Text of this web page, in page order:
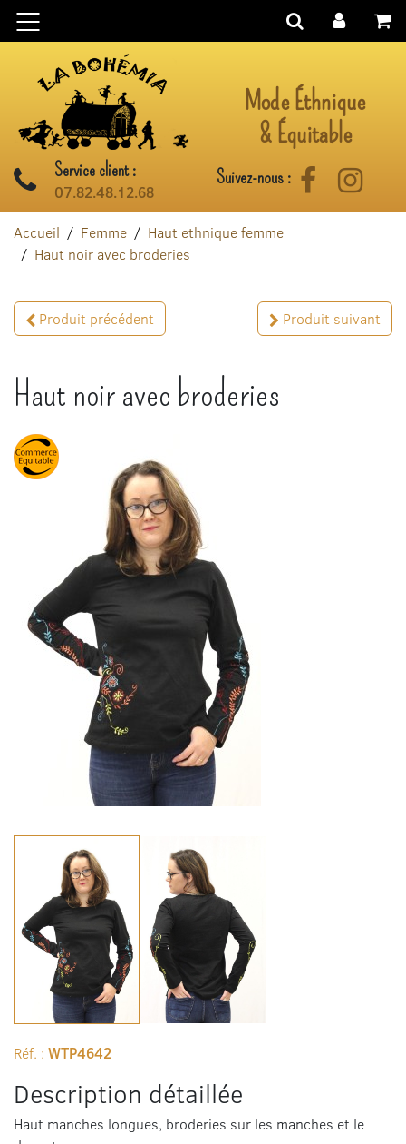
Aller au contenu
Mode Éthnique
& Équitable
Service client :
07.82.48.12.68
Suivez-nous : Facebook
Accueil Femme
Haut ethnique femme
Haut noir avec broderies
Produit précédent Produit suivant
Haut noir avec broderies
Réf. : WTP4642
Description détaillée
Haut manches longues, broderies sur les manches et le